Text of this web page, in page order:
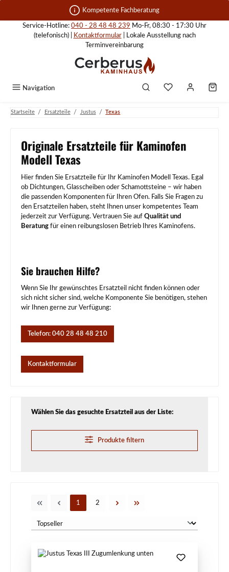
Zum Hauptinhalt springen Kompetente Fachberatung
Service-Hotline: 040 - 28 48 48 239 Mo-Fr, 08:30 - 17:30 Uhr
(telefonisch) |
Kontaktformular| Lokale Ausstellung nach
Terminvereinbarung
Navigation
Startseite / Ersatzteile / Justus / Texas
Originale Ersatzteile für Kaminofen
Modell Texas
Hier finden Sie Ersatzteile für Ihr Kaminofen Modell Texas. Egal
ob Dichtungen, Glasscheiben oder Schamottsteine – wir haben
die passenden Komponenten für Ihren Ofen. Falls Sie Fragen zu
den Ersatzteilen haben, steht Ihnen unser kompetentes Team
jederzeit zur Verfügung. Vertrauen Sie auf Qualität und
Beratung für einen reibungslosen Betrieb Ihres Kaminofens.
Sie brauchen Hilfe?
Wenn Sie Ihr gewünschtes Ersatzteil nicht finden können oder
sich nicht sicher sind, welche Komponente Sie benötigen, stehen
wir Ihnen gerne zur Verfügung:
Telefon: 040 28 48 48 210
Kontaktformular
Wählen Sie das gesuchte Ersatzteil aus der Liste:
Produkte filtern
Seite
1 Seite
2